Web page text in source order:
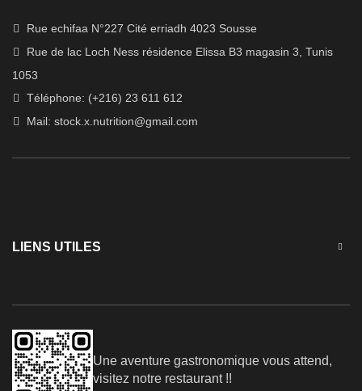
Rue echifaa N°227 Cité erriadh 4023 Sousse
Rue de lac Loch Ness résidence Elissa B3 magasin 3, Tunis
1053
Téléphone: (+216) 23 611 612
Mail: stock.x.nutrition@gmail.com
LIENS UTILES
Une aventure gastronomique vous attend,
visitez notre restaurant !!